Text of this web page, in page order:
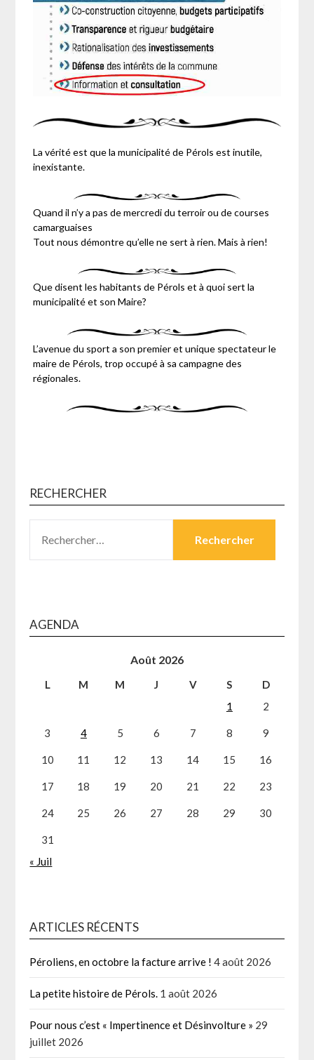
La vérité est que la municipalité de Pérols est inutile,
inexistante.
Quand il n’y a pas de mercredi du terroir ou de courses
camarguaises
Tout nous démontre qu’elle ne sert à rien. Mais à rien!
Que disent les habitants de Pérols et à quoi sert la
municipalité et son Maire?
L’avenue du sport a son premier et unique spectateur le
maire de Pérols, trop occupé à sa campagne des
régionales.
RECHERCHER
AGENDA
Août 2026
L M M J V S
D
1
2
3 4 5 6 7 8 9
10 11 12 13 14 15 16
17 18 19 20 21 22 23
24 25 26 27 28 29 30
31
« Juil
ARTICLES RÉCENTS
Péroliens, en octobre la facture arrive ! 4 août 2026
La petite histoire de Pérols. 1 août 2026
Pour nous c’est « Impertinence et Désinvolture » 29
juillet 2026